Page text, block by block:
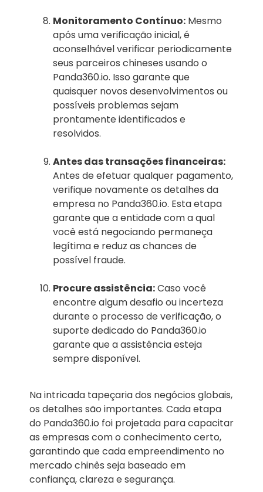
Monitoramento Contínuo: Mesmo
após uma verificação inicial, é
aconselhável verificar periodicamente
seus parceiros chineses usando o
Panda360.io. Isso garante que
quaisquer novos desenvolvimentos ou
possíveis problemas sejam
prontamente identificados e
resolvidos.
Antes das transações financeiras:
Antes de efetuar qualquer pagamento,
verifique novamente os detalhes da
empresa no Panda360.io. Esta etapa
garante que a entidade com a qual
você está negociando permaneça
legítima e reduz as chances de
possível fraude.
Procure assistência:Caso você
encontre algum desafio ou incerteza
durante o processo de verificação, o
suporte dedicado do Panda360.io
garante que a assistência esteja
sempre disponível.
Na intricada tapeçaria dos negócios globais,
os detalhes são importantes. Cada etapa
do Panda360.io foi projetada para capacitar
as empresas com o conhecimento certo,
garantindo que cada empreendimento no
mercado chinês seja baseado em
confiança, clareza e segurança.